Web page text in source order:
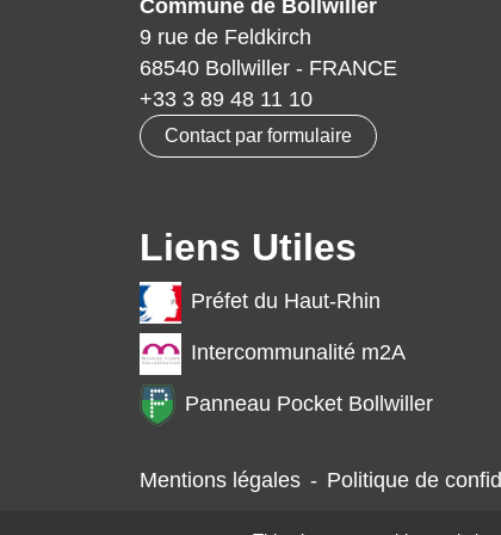
Commune de Bollwiller
9 rue de Feldkirch
68540 Bollwiller - FRANCE
+33 3 89 48 11 10
Contact par formulaire
Liens Utiles
Préfet du Haut-Rhin
Intercommunalité m2A
Panneau Pocket Bollwiller
Mentions légales - Politique de